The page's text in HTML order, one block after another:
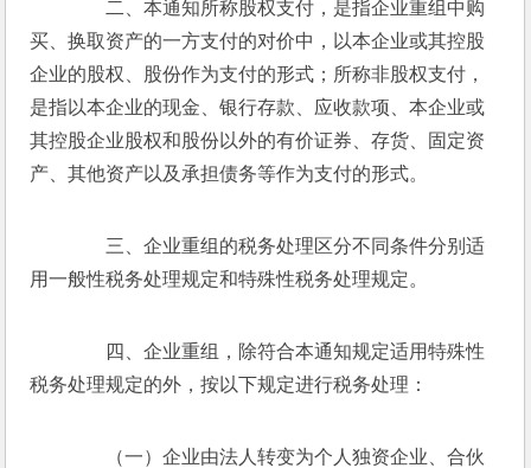
二、本通知所称股权支付，是指企业重组中购
买、换取资产的一方支付的对价中，以本企业或其控股
企业的股权、股份作为支付的形式；所称非股权支付，
是指以本企业的现金、银行存款、应收款项、本企业或
其控股企业股权和股份以外的有价证券、存货、固定资
产、其他资产以及承担债务等作为支付的形式。
三、企业重组的税务处理区分不同条件分别适
用一般性税务处理规定和特殊性税务处理规定。
四、企业重组，除符合本通知规定适用特殊性
税务处理规定的外，按以下规定进行税务处理：
（一）企业由法人转变为个人独资企业、合伙